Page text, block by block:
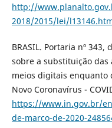
http://
2018/2015/lei/
BRASIL. Portaria nº
sobre a substituição
meios digitais enquanto
Novo Coronavírus -
https://www.in.gov.br/
de-marco-de-2020-